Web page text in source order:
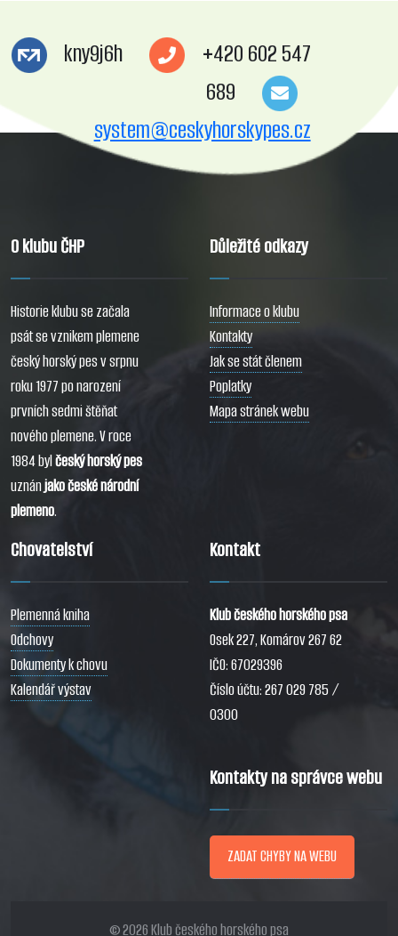
kny9j6h
+420 602 547
689
system@ceskyhorskypes.cz
O klubu ČHP
Historie klubu se začala
psát se vznikem plemene
český horský pes v srpnu
roku 1977 po narození
prvních sedmi štěňat
nového plemene. V roce
1984 bylčeský horský pes
uznánjako české národní
plemeno.
Důležité odkazy
Informace o klubu
Kontakty
Jak se stát členem
Poplatky
Mapa stránek webu
Chovatelství
Plemenná kniha
Odchovy
Dokumenty k chovu
Kalendář výstav
Kontakt
Klub českého horského psa
Osek 227, Komárov 267 62
IČO: 67029396
Číslo účtu: 267 029 785 /
0300
Kontakty na správce webu
ZADAT CHYBY NA WEBU
© 2026 Klub českého horského psa